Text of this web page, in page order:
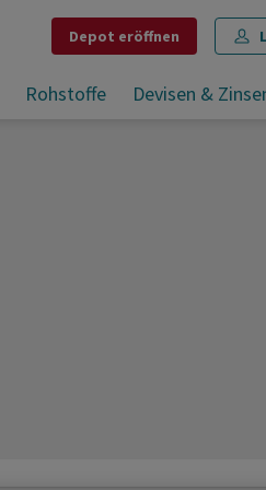
Depot eröffnen
Rohstoffe Devisen &
Drucken Kommentare